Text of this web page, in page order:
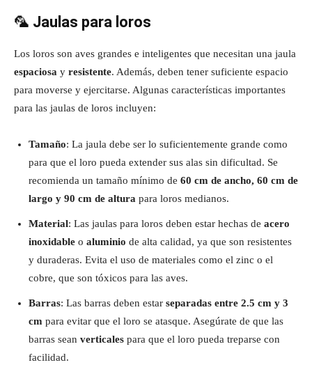
🦜 Jaulas para loros
Los loros son aves grandes e inteligentes que necesitan una jaula
espaciosa y resistente. Además, deben tener suficiente espacio
para moverse y ejercitarse. Algunas características importantes
para las jaulas de loros incluyen:
Tamaño: La jaula debe ser lo suficientemente grande como
para que el loro pueda extender sus alas sin dificultad. Se
recomienda un tamaño mínimo de 60 cm de ancho, 60 cm de
largo y 90 cm de altura para loros medianos.
Material: Las jaulas para loros deben estar hechas de acero
inoxidable o aluminio de alta calidad, ya que son resistentes
y duraderas. Evita el uso de materiales como el zinc o el
cobre, que son tóxicos para las aves.
Barras: Las barras deben estar separadas entre 2.5 cm y 3
cm para evitar que el loro se atasque. Asegúrate de que las
barras sean verticales para que el loro pueda treparse con
facilidad.